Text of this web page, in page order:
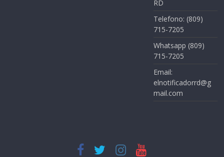
RD
Telefono: (809)
715-7205
Whatsapp (809)
715-7205
Email:
elnotificadorrd@g
mail.com